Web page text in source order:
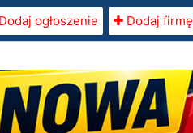
Dodaj ogłoszenie Dodaj firmę